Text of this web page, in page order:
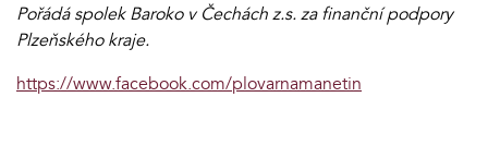
Pořádá spolek Baroko v Čechách z.s. za finanční podpory
Plzeňského kraje.
https://www.facebook.com/plovarnamanetin